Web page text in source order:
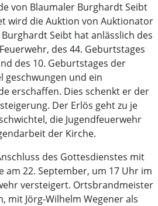
von Blaumaler Burghardt Seibt
wird die Auktion von Auktionator
Seibt hat anlässlich des
des 44. Geburtstages
des 10. Geburtstages der
geschwungen und ein
erschaffen. Dies schenkt er der
Der Erlös geht zu je
die Jugendfeuerwehr
der Kirche.
des Gottesdienstes mit
am 22. September, um 17 Uhr im
versteigert. Ortsbrandmeister
mit Jörg-Wilhelm Wegener als